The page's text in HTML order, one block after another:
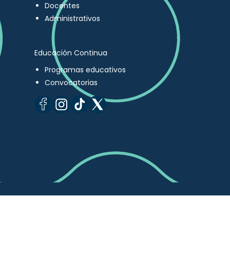
Docentes
Administrativos
Educación Continua
Programas educativos
Convocatorias